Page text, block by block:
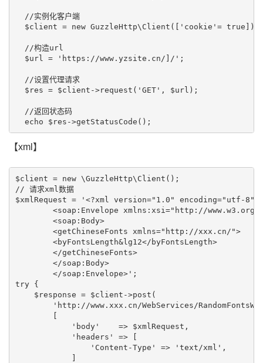
  //实例化客户端
$client = new GuzzleHttp\Client(['cookie'=
  //构造url
  $url = 'https://www.yzsite.cn/]/';
  //设置代理请求
  $res = $client->request('GET', $url);
  //返回状态码
【xml】
$client = new \GuzzleHttp\Client();
// 请求xml数据
$xmlRequest = '<?xml version="1.0" encoding="utf-
try {
    $response = $client->post(
'http://www.xxx.cn/WebServices/
        [
            'body'    => $xmlRequest,
            'headers' => [
                'Content-Type' => 'text/xml',
            ]